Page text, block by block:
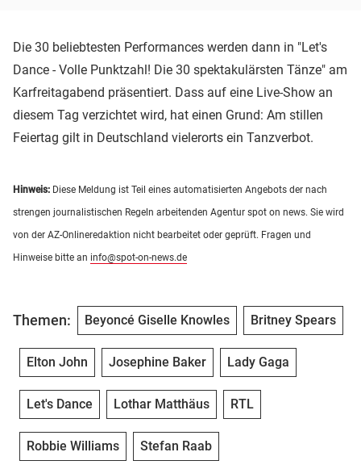
Die 30 beliebtesten Performances werden dann in "Let's
Dance - Volle Punktzahl! Die 30 spektakulärsten Tänze" am
Karfreitagabend präsentiert. Dass auf eine Live-Show an
diesem Tag verzichtet wird, hat einen Grund: Am stillen
Feiertag gilt in Deutschland vielerorts ein Tanzverbot.
Hinweis: Diese Meldung ist Teil eines automatisierten Angebots der nach
strengen journalistischen Regeln arbeitenden Agentur spot on news. Sie wird
von der AZ-Onlineredaktion nicht bearbeitet oder geprüft. Fragen und
Hinweise bitte an info@spot-on-news.de
Themen: Beyoncé Giselle Knowles Britney Spears
Elton John Josephine Baker Lady Gaga
Let's Dance Lothar Matthäus RTL
Robbie Williams Stefan Raab